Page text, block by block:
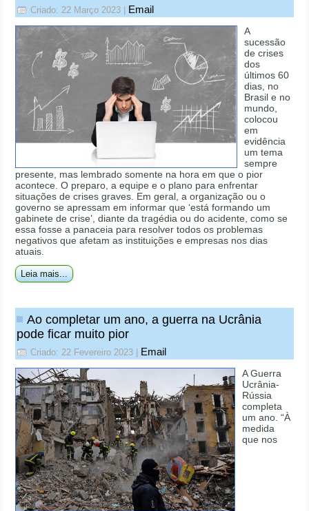
Criado: 22 Março 2023 Email
A
sucessão
de crises
dos
últimos 60
dias, no
Brasil e no
mundo,
colocou
em
evidência
um tema
sempre
presente, mas lembrado somente na hora em que o pior
acontece. O preparo, a equipe e o plano para enfrentar
situações de crises graves. Em geral, a organização ou o
governo se apressam em informar que ‘está formando um
gabinete de crise’, diante da tragédia ou do acidente, como se
essa fosse a panaceia para resolver todos os problemas
negativos que afetam as instituições e empresas nos dias
atuais.
Leia mais...
Ao completar um ano, a guerra na Ucrânia
pode ficar muito pior
Criado: 22 Fevereiro 2023 Email
A Guerra
Ucrânia-
Rússia
completa
um ano. “À
medida
que nos